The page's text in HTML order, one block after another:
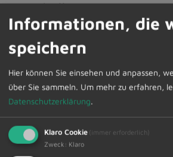
Jugendtreff „Upstairs“.
Herbstfereinbetreuung
Vom 28.10. bis zum 31.10.2024
16.00 Uhr die Ferienbetreuung
29.09.2024 ausschließlich unter:
www.unser-ferienprogramm.de/
Eine Buchung einzelner Tage ist
Informationen, die
speichern
Hier können Sie einsehen und anpassen,
über Sie sammeln. Um mehr zu erfahren,
Datenschutzerklärung.
Klaro Cookie (immer erforderlich)
Zweck : Klaro